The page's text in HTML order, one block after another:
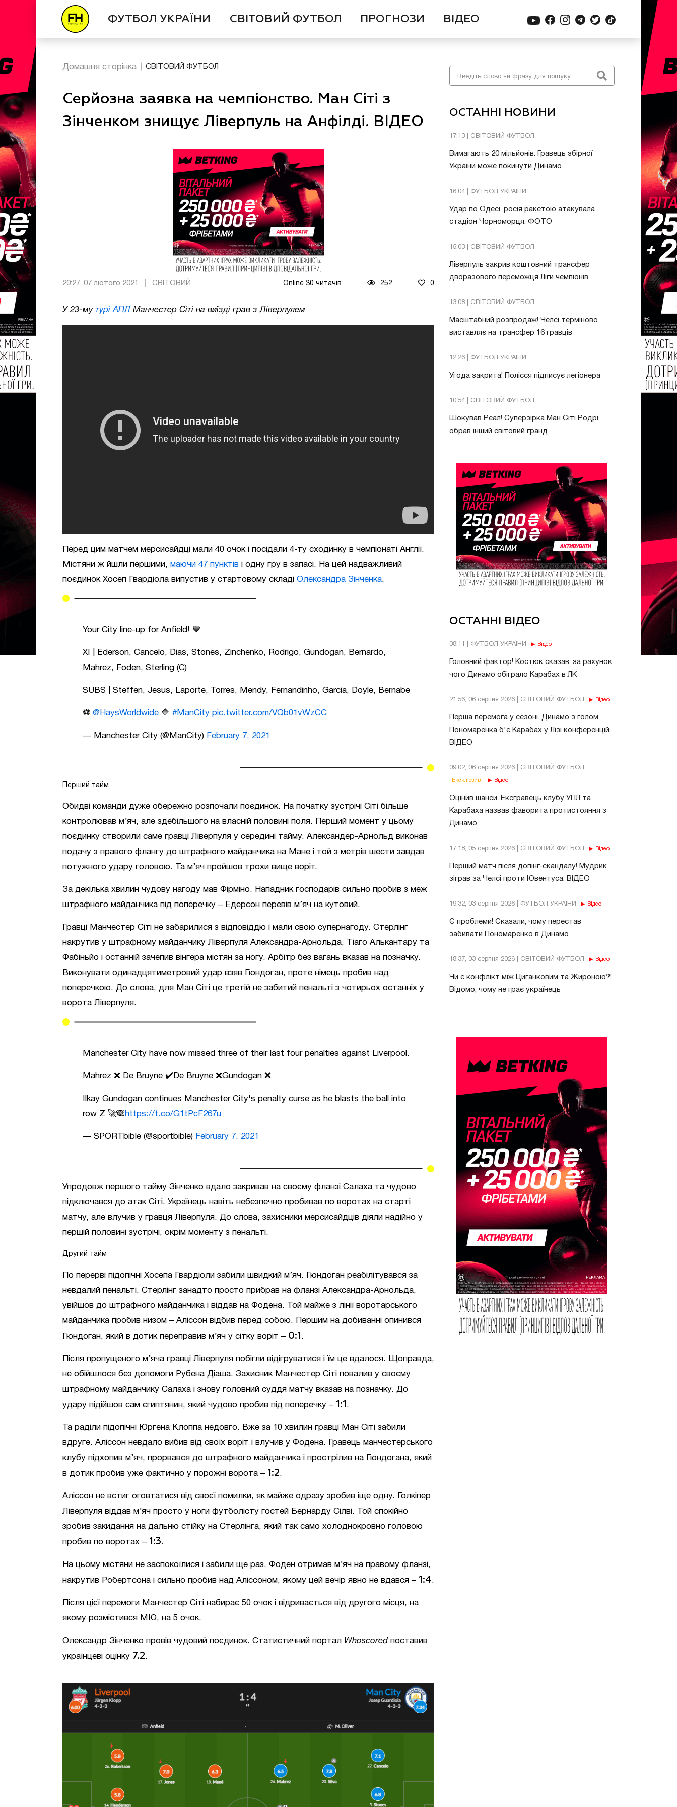
ФУТБОЛ УКРАЇНИ СВІТОВИЙ ФУТБОЛ ПРОГНОЗИ ВІДЕО
ОСТАННІ НОВИНИ
17:13 | СВІТОВИЙ ФУТБОЛ
Вимагають 20 мільйонів. Гравець збірної
України може покинути Динамо
16:04 | ФУТБОЛ УКРАЇНИ
Удар по Одесі. росія ракетою атакувала
стадіон Чорноморця. ФОТО
15:03 | СВІТОВИЙ ФУТБОЛ
Ліверпуль закрив коштовний трансфер
дворазового переможця Ліги чемпіонів
13:08 | СВІТОВИЙ ФУТБОЛ
Масштабний розпродаж! Челсі терміново
виставляє на трансфер 16 гравців
12:26 | ФУТБОЛ УКРАЇНИ
Угода закрита! Полісся підписує легіонера
10:54 | СВІТОВИЙ ФУТБОЛ
Шокував Реал! Суперзірка Ман Сіті Родрі
обрав інший світовий гранд
ОСТАННІ ВІДЕО
08:11 | ФУТБОЛ УКРАЇНИ Відео
Головний фактор! Костюк сказав, за рахунок
чого Динамо обіграло Карабах в ЛК
21:56, 06 серпня 2026 | СВІТОВИЙ ФУТБОЛ Відео
Перша перемога у сезоні. Динамо з голом
Пономаренка б'є Карабах у Лізі конференцій.
ВІДЕО
09:02, 06 серпня 2026 | СВІТОВИЙ ФУТБОЛ
Ексклюзив Відео
Оцінив шанси. Ексгравець клубу УПЛ та
Карабаха назвав фаворита протистояння з
Динамо
17:18, 05 серпня 2026 | СВІТОВИЙ ФУТБОЛ Відео
Перший матч після допінг-скандалу! Мудрик
зіграв за Челсі проти Ювентуса. ВІДЕО
19:32, 03 серпня 2026 | ФУТБОЛ УКРАЇНИ Відео
Є проблеми! Сказали, чому перестав
забивати Пономаренко в Динамо
18:37, 03 серпня 2026 | СВІТОВИЙ ФУТБОЛ Відео
Чи є конфлікт між Циганковим та Жироною?!
Відомо, чому не грає українець
Домашня сторінка СВІТОВИЙ ФУТБОЛ
Серйозна заявка на чемпіонство. Ман Сіті з
Зінченком знищує Ліверпуль на Анфілді. ВІДЕО
20:27, 07 лютого 2021 Online 30 читачів 252 0
У 23-му турі АПЛ Манчестер Сіті на виїзді грав з Ліверпулем
Перед цим матчем мерсисайдці мали 40 очок і посідали 4-ту сходинку в чемпіонаті Англії.
Містяни ж йшли першими, маючи 47 пунктів і одну гру в запасі. На цей надважливий
поєдинок Хосеп Гвардіола випустив у стартовому складі Олександра Зінченка.
Your City line-up for Anfield! 💙
XI | Ederson, Cancelo, Dias, Stones, Zinchenko, Rodrigo, Gundogan, Bernardo,
Mahrez, Foden, Sterling (C)
SUBS | Steffen, Jesus, Laporte, Torres, Mendy, Fernandinho, Garcia, Doyle, Bernabe
⚽️ @HaysWorldwide 🔷 #ManCity pic.twitter.com/VQb01vWzCC
— Manchester City (@ManCity) February 7, 2021
Перший тайм
Обидві команди дуже обережно розпочали поєдинок. На початку зустрічі Сіті більше
контролював м’яч, але здебільшого на власній половині поля. Перший момент у цьому
поєдинку створили саме гравці Ліверпуля у середині тайму. Александер-Арнольд виконав
подачу з правого флангу до штрафного майданчика на Мане і той з метрів шести завдав
потужного удару головою. Та м’яч пройшов трохи вище воріт.
За декілька хвилин чудову нагоду мав Фірміно. Нападник господарів сильно пробив з меж
штрафного майданчика під поперечку – Едерсон перевів м’яч на кутовий.
Гравці Манчестер Сіті не забарилися з відповіддю і мали свою супернагоду. Стерлінг
накрутив у штрафному майданчику Ліверпуля Александра-Арнольда, Тіаго Алькантару та
Фабіньйо і останній зачепив вінгера містян за ногу. Арбітр без вагань вказав на позначку.
Виконувати одинадцятиметровий удар взяв Гюндоган, проте німець пробив над
поперечкою. До слова, для Ман Сіті це третій не забитий пенальті з чотирьох останніх у
ворота Ліверпуля.
Manchester City have now missed three of their last four penalties against Liverpool.
Mahrez ❌ De Bruyne ✔️De Bruyne ❌Gundogan ❌
Ilkay Gundogan continues Manchester City's penalty curse as he blasts the ball into
row Z 🚀🙈 https://t.co/G1tPcF267u
— SPORTbible (@sportbible) February 7, 2021
Упродовж першого тайму Зінченко вдало закривав на своєму фланзі Салаха та чудово
підключався до атак Сіті. Українець навіть небезпечно пробивав по воротах на старті
матчу, але влучив у гравця Ліверпуля. До слова, захисники мерсисайдців діяли надійно у
першій половині зустрічі, окрім моменту з пенальті.
Другий тайм
По перерві підопічні Хосепа Гвардіоли забили швидкий м’яч. Гюндоган реабілітувався за
невдалий пенальті. Стерлінг занадто просто прибрав на фланзі Александра-Арнольда,
увійшов до штрафного майданчика і віддав на Фодена. Той майже з лінії воротарського
майданчика пробив низом – Аліссон відбив перед собою. Першим на добиванні опинився
Гюндоган, який в дотик переправив м’яч у сітку воріт – 0:1 .
Після пропущеного м’яча гравці Ліверпуля побігли відігруватися і їм це вдалося. Щоправда,
не обійшлося без допомоги Рубена Діаша. Захисник Манчестер Сіті повалив у своєму
штрафному майданчику Салаха і знову головний суддя матчу вказав на позначку. До
удару підійшов сам єгиптянин, який чудово пробив під поперечку – 1:1 .
Та раділи підопічні Юргена Клоппа недовго. Вже за 10 хвилин гравці Ман Сіті забили
вдруге. Аліссон невдало вибив від своїх воріт і влучив у Фодена. Гравець манчестерського
клубу підхопив м’яч, прорвався до штрафного майданчика і прострілив на Гюндогана, який
в дотик пробив уже фактично у порожні ворота – 1:2.
Аліссон не встиг оговтатися від своєї помилки, як майже одразу зробив іще одну. Голкіпер
Ліверпуля віддав м’яч просто у ноги футболісту гостей Бернарду Сілві. Той спокійно
зробив закидання на дальню стійку на Стерлінга, який так само холоднокровно головою
пробив по воротах – 1:3.
На цьому містяни не заспокоїлися і забили ще раз. Фоден отримав м’яч на правому фланзі,
накрутив Робертсона і сильно пробив над Аліссоном, якому цей вечір явно не вдався – 1:4.
Після цієї перемоги Манчестер Сіті набирає 50 очок і відривається від другого місця, на
якому розмістився МЮ, на 5 очок.
Олександр Зінченко провів чудовий поєдинок. Статистичний портал Whoscored поставив
українцеві оцінку 7.2.